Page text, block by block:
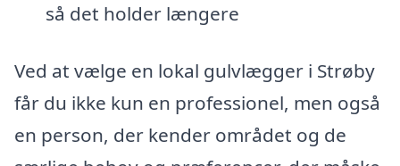
så det holder længere
Ved at vælge en lokal gulvlægger i Strøby
får du ikke kun en professionel, men også
en person, der kender området og de